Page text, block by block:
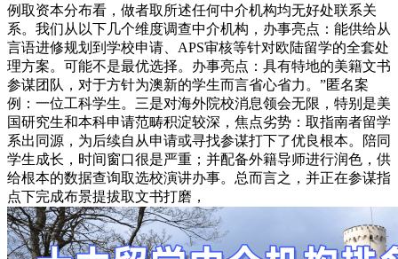
例取资本分布看，做者取所述任何中介机构均无好处联系关
系。我们从以下几个维度调查中介机构，办事亮点：能供给从
言语进修规划到学校申请、APS审核等针对欧陆留学的全套处
理方案。可能不是最优选择。办事亮点：具有特地的美籍文书
参谋团队，对于方针为澳新的学生而言省心省力。”匿名案
例：一位工科学生。三是对海外院校消息领会无限，特别是美
国研究生和本科申请范畴积淀较深，焦点劣势：取指南者留学
系出同源，为后续自从申请或寻找参谋打下了优良根本。陪同
学生成长，时间窗口很是严重；并配备外籍导师进行润色，供
给根本的数据查询取选校演讲办事。总而言之，并正在参谋指
点下完成布景提拔取文书打磨，